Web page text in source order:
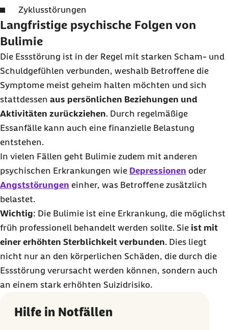
Zyklusstörungen
Langfristige psychische Folgen von
Bulimie
Die Essstörung ist in der Regel mit starken Scham- und
Schuldgefühlen verbunden, weshalb Betroffene die
Symptome meist geheim halten möchten und sich
stattdessen aus persönlichen Beziehungen und
Aktivitäten zurückziehen. Durch regelmäßige
Essanfälle kann auch eine finanzielle Belastung
entstehen.
In vielen Fällen geht Bulimie zudem mit anderen
psychischen Erkrankungen wie Depressionen oder
Angststörungen einher, was Betroffene zusätzlich
belastet.
Wichtig: Die Bulimie ist eine Erkrankung, die möglichst
früh professionell behandelt werden sollte. Sie ist mit
einer erhöhten Sterblichkeit verbunden. Dies liegt
nicht nur an den körperlichen Schäden, die durch die
Essstörung verursacht werden können, sondern auch
an einem stark erhöhten Suizidrisiko.
Hilfe in Notfällen